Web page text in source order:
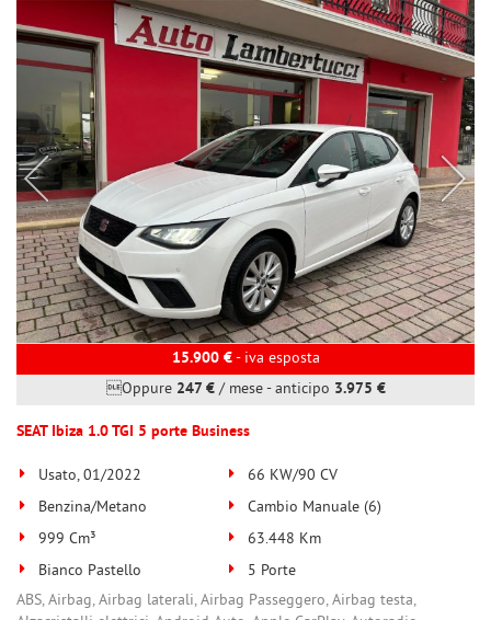
15.900 €- iva esposta
Oppure 247 €/ mese-anticipo 3.975 €
SEAT Ibiza 1.0 TGI 5 porte Business
Usato, 01/2022
66 KW/90 CV
Benzina/Metano
Cambio Manuale (6)
999 Cm³
63.448 Km
Bianco Pastello
5 Porte
ABS, Airbag, Airbag laterali, Airbag Passeggero, Airbag testa,